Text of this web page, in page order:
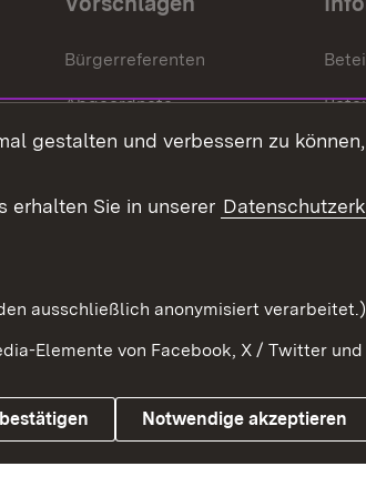
Bürgerreferenten
Abgeordnete
Bürgerbeauftragte
Impressum
gestalten und verbessern zu
erhalten Sie in unserer
ausschließlich anonymisiert verarbeitet.)
Elemente von Facebook, X / Twitter
Notwendige akzeptieren